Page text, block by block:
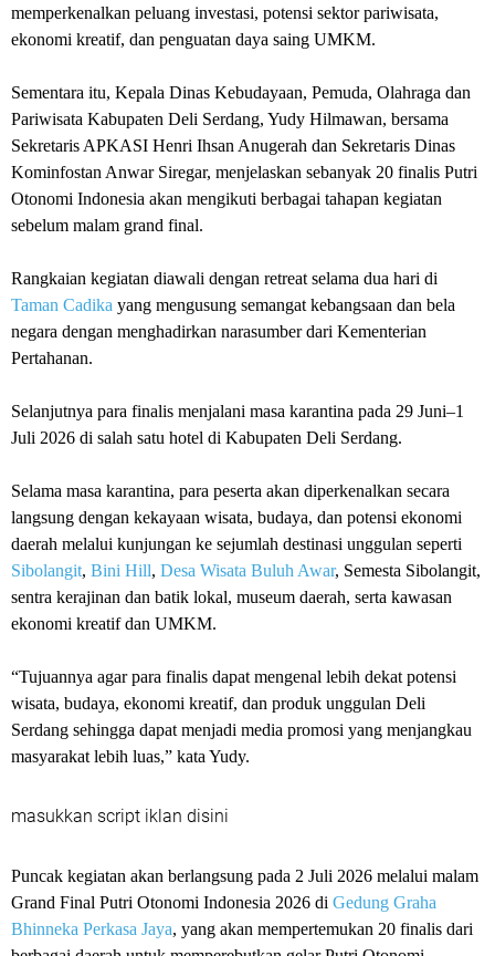
memperkenalkan peluang investasi, potensi sektor pariwisata,
ekonomi kreatif, dan penguatan daya saing UMKM.
Sementara itu, Kepala Dinas Kebudayaan, Pemuda, Olahraga dan
Pariwisata Kabupaten Deli Serdang, Yudy Hilmawan, bersama
Sekretaris APKASI Henri Ihsan Anugerah dan Sekretaris Dinas
Kominfostan Anwar Siregar, menjelaskan sebanyak 20 finalis Putri
Otonomi Indonesia akan mengikuti berbagai tahapan kegiatan
sebelum malam grand final.
Rangkaian kegiatan diawali dengan retreat selama dua hari di
Taman Cadika yang mengusung semangat kebangsaan dan bela
negara dengan menghadirkan narasumber dari Kementerian
Pertahanan.
Selanjutnya para finalis menjalani masa karantina pada 29 Juni–1
Juli 2026 di salah satu hotel di Kabupaten Deli Serdang.
Selama masa karantina, para peserta akan diperkenalkan secara
langsung dengan kekayaan wisata, budaya, dan potensi ekonomi
daerah melalui kunjungan ke sejumlah destinasi unggulan seperti
Sibolangit, Bini Hill, Desa Wisata Buluh Awar, Semesta Sibolangit,
sentra kerajinan dan batik lokal, museum daerah, serta kawasan
ekonomi kreatif dan UMKM.
“Tujuannya agar para finalis dapat mengenal lebih dekat potensi
wisata, budaya, ekonomi kreatif, dan produk unggulan Deli
Serdang sehingga dapat menjadi media promosi yang menjangkau
masyarakat lebih luas,” kata Yudy.
masukkan script iklan disini
Puncak kegiatan akan berlangsung pada 2 Juli 2026 melalui malam
Grand Final Putri Otonomi Indonesia 2026 di Gedung Graha
Bhinneka Perkasa Jaya, yang akan mempertemukan 20 finalis dari